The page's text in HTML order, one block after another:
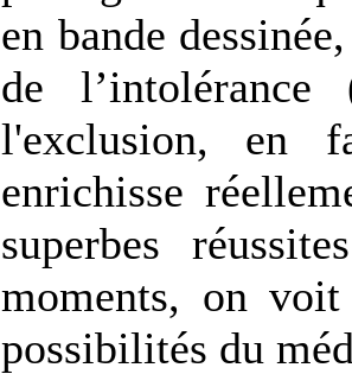
en bande
de
l'exclusion, en
enrichisse
superbes
moments, on
possibilités du